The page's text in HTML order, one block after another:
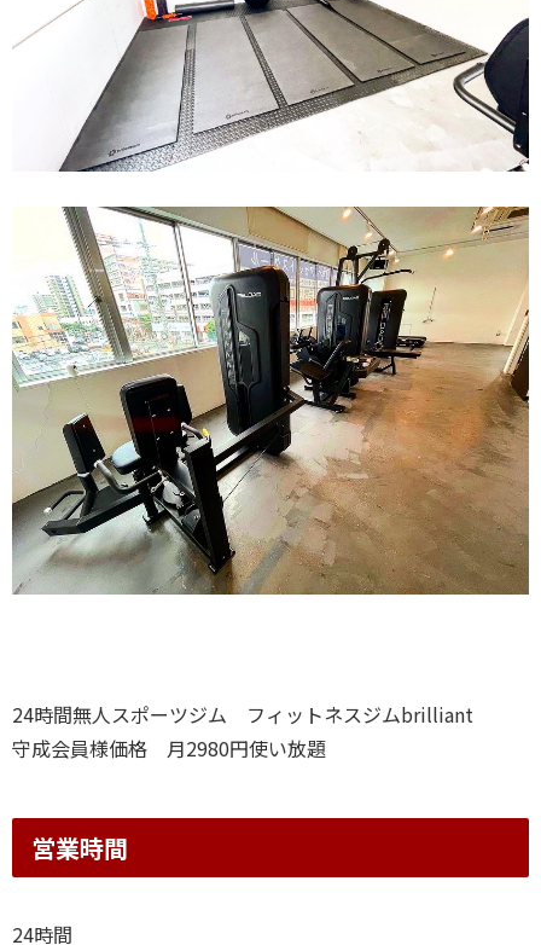
24時間無人スポーツジム フィットネスジムbrilliant
守成会員様価格 月2980円使い放題
営業時間
24時間